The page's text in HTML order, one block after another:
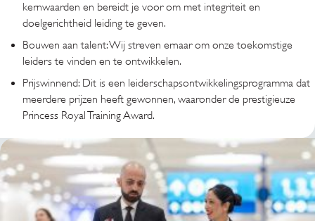
kernwaarden en bereidt je voor om met integriteit en
doelgerichtheid leiding te geven.
Bouwen aan talent: Wij streven ernaar om onze toekomstige
leiders te vinden en te ontwikkelen.
Prijswinnend: Dit is een leiderschapsontwikkelingsprogramma dat
meerdere prijzen heeft gewonnen, waaronder de prestigieuze
Princess Royal Training Award.